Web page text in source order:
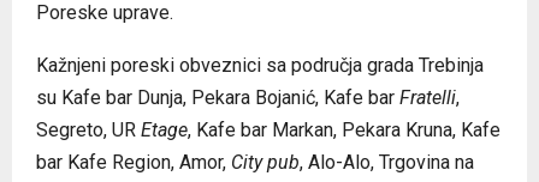
Poreske uprave.
Kažnjeni poreski obveznici sa područja grada Trebinja
su Kafe bar Dunja, Pekara Bojanić, Kafe bar Fratelli,
Segreto, UR Etage, Kafe bar Markan, Pekara Kruna, Kafe
bar Kafe Region, Amor, City pub, Alo-Alo, Trgovina na